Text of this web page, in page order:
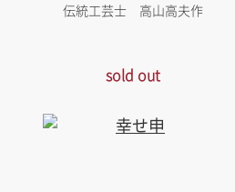
伝統工芸士 高山高夫作
sold out